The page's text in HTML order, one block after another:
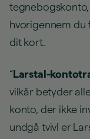
hvorigennem du
dit kort.
“Larstal-
vilkår betyder
konto, der ikke
undgå tvivl er